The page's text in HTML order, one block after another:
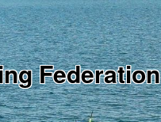
Federation